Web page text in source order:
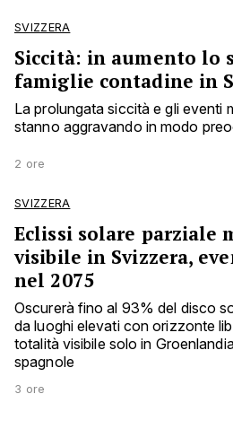
SVIZZERA
Siccità: in aumento lo
famiglie contadine in
La prolungata siccità e gli eventi
stanno aggravando in modo
2 ore
SVIZZERA
Eclissi solare parziale
visibile in Svizzera,
nel 2075
Oscurerà fino al 93% del disco
da luoghi elevati con orizzonte
totalità visibile solo in
spagnole
3 ore